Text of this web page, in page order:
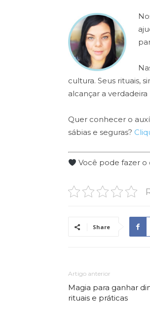
cultura. Seus rituais,
alcançar a
Quer conhecer o
sábias e seguras?
Você pode fazer
Share
Artigo anterior
Magia para ganhar
rituais e práticas